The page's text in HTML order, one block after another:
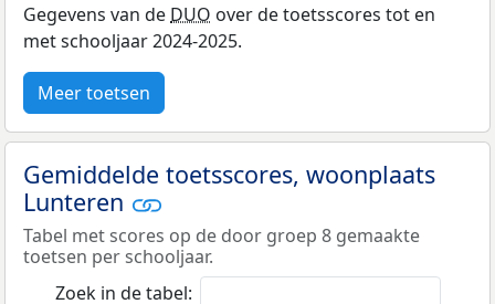
Gegevens van de DUO over de toetsscores tot en
met schooljaar 2024-2025.
Meer toetsen
Gemiddelde toetsscores, woonplaats
Lunteren
Tabel met scores op de door groep 8 gemaakte
toetsen per schooljaar.
Zoek in de tabel: